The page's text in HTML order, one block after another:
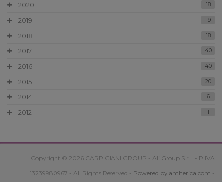
2020 18
2019 19
2018 18
2017 40
2016 40
2015 20
2014 6
2012 1
Copyright © 2026 CARPIGIANI GROUP - Ali Group S.r.l. - P.IVA
13239980967 - All Rights Reserved - Powered by antherica.com -